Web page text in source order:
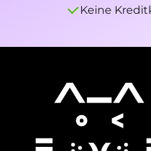
Keine